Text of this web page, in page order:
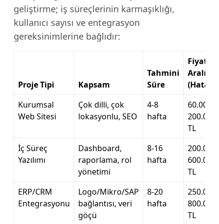
geliştirme; iş süreçlerinin karmaşıklığı,
kullanıcı sayısı ve entegrasyon
gereksinimlerine bağlıdır:
Proje Tipi Kapsam
Tahmini
Süre
Fiyat
Aralığı
(Hatay)
Kurumsal
Web Sitesi
Çok dilli, çok
lokasyonlu, SEO
4-8
hafta
60.000 –
200.000
TL
İç Süreç
Yazılımı
Dashboard,
raporlama, rol
yönetimi
8-16
hafta
200.000
600.000
TL
ERP/CRM
Entegrasyonu
Logo/Mikro/SAP
bağlantısı, veri
göçü
8-20
hafta
250.000
800.000
TL